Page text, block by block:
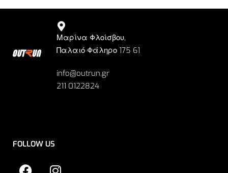
Μαρίνα Φλοίσβου,
Παλαιό Φάληρο 175 61
info@outrun.gr
211 0122824
FOLLOW US